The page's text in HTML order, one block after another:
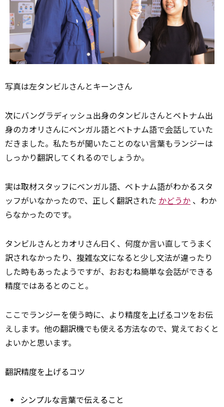
写真は左タンビルさんとキーンさん
次にバングラディッシュ出身のタンビルさんとベトナム出
身のカオリさんにベンガル語とベトナム語で会話していた
だきました。私たちが聞いたことのない言葉もランジーは
しっかり翻訳してくれるのでしょうか。
実は取材スタッフにベンガル語、ベトナム語がわかるスタ
ッフがいなかったので、正しく翻訳された かどうか 、わか
らなかったのです。
タンビルさんとカオリさん曰く、何度か言い直してうまく
訳されなかったり、 複雑な文になると少し文法が違ったり
した時もあったようですが、おおむね簡単な会話ができる
精度ではあるとのこと。
ここでランジーを使う時に、より精度を上げるコツをお伝
えします。他の翻訳機でも使える方法なので、覚えておくと
よいかと思います。
翻訳精度を上げるコツ
シンプルな言葉で伝えること